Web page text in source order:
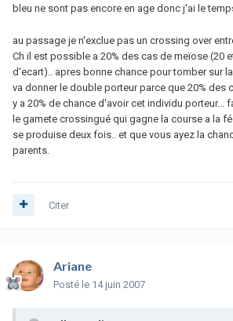
bleu ne sont pas encore en age donc j'ai le
au passage je n'exclue pas un crossing over
Ch il est possible a 20% des cas de meïose (20
d'ecart).. apres bonne chance pour tomber sur
va donner le double porteur parce que 20% des
y a 20% de chance d'avoir cet individu porteur...
le gamete crossingué qui gagne la course a la
se produise deux fois.. et que vous ayez la
parents.
Citer
Ariane
Posté le 14 juin 2007